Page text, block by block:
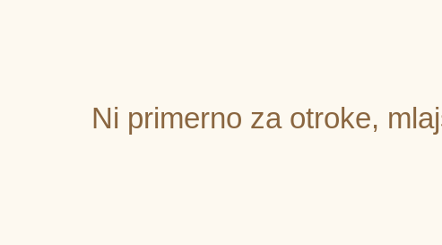
Ni primerno za otroke,